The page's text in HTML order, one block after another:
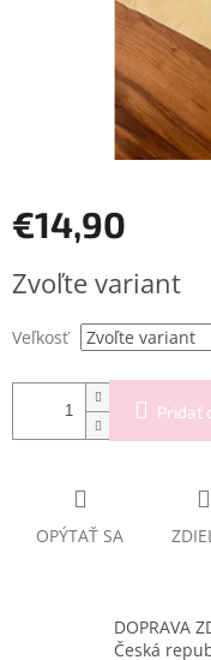
€14,90
cena:
Zvoľte variant
Veľkosť
Pridať
OPÝTAŤ SA
DOPRAVA
Česká